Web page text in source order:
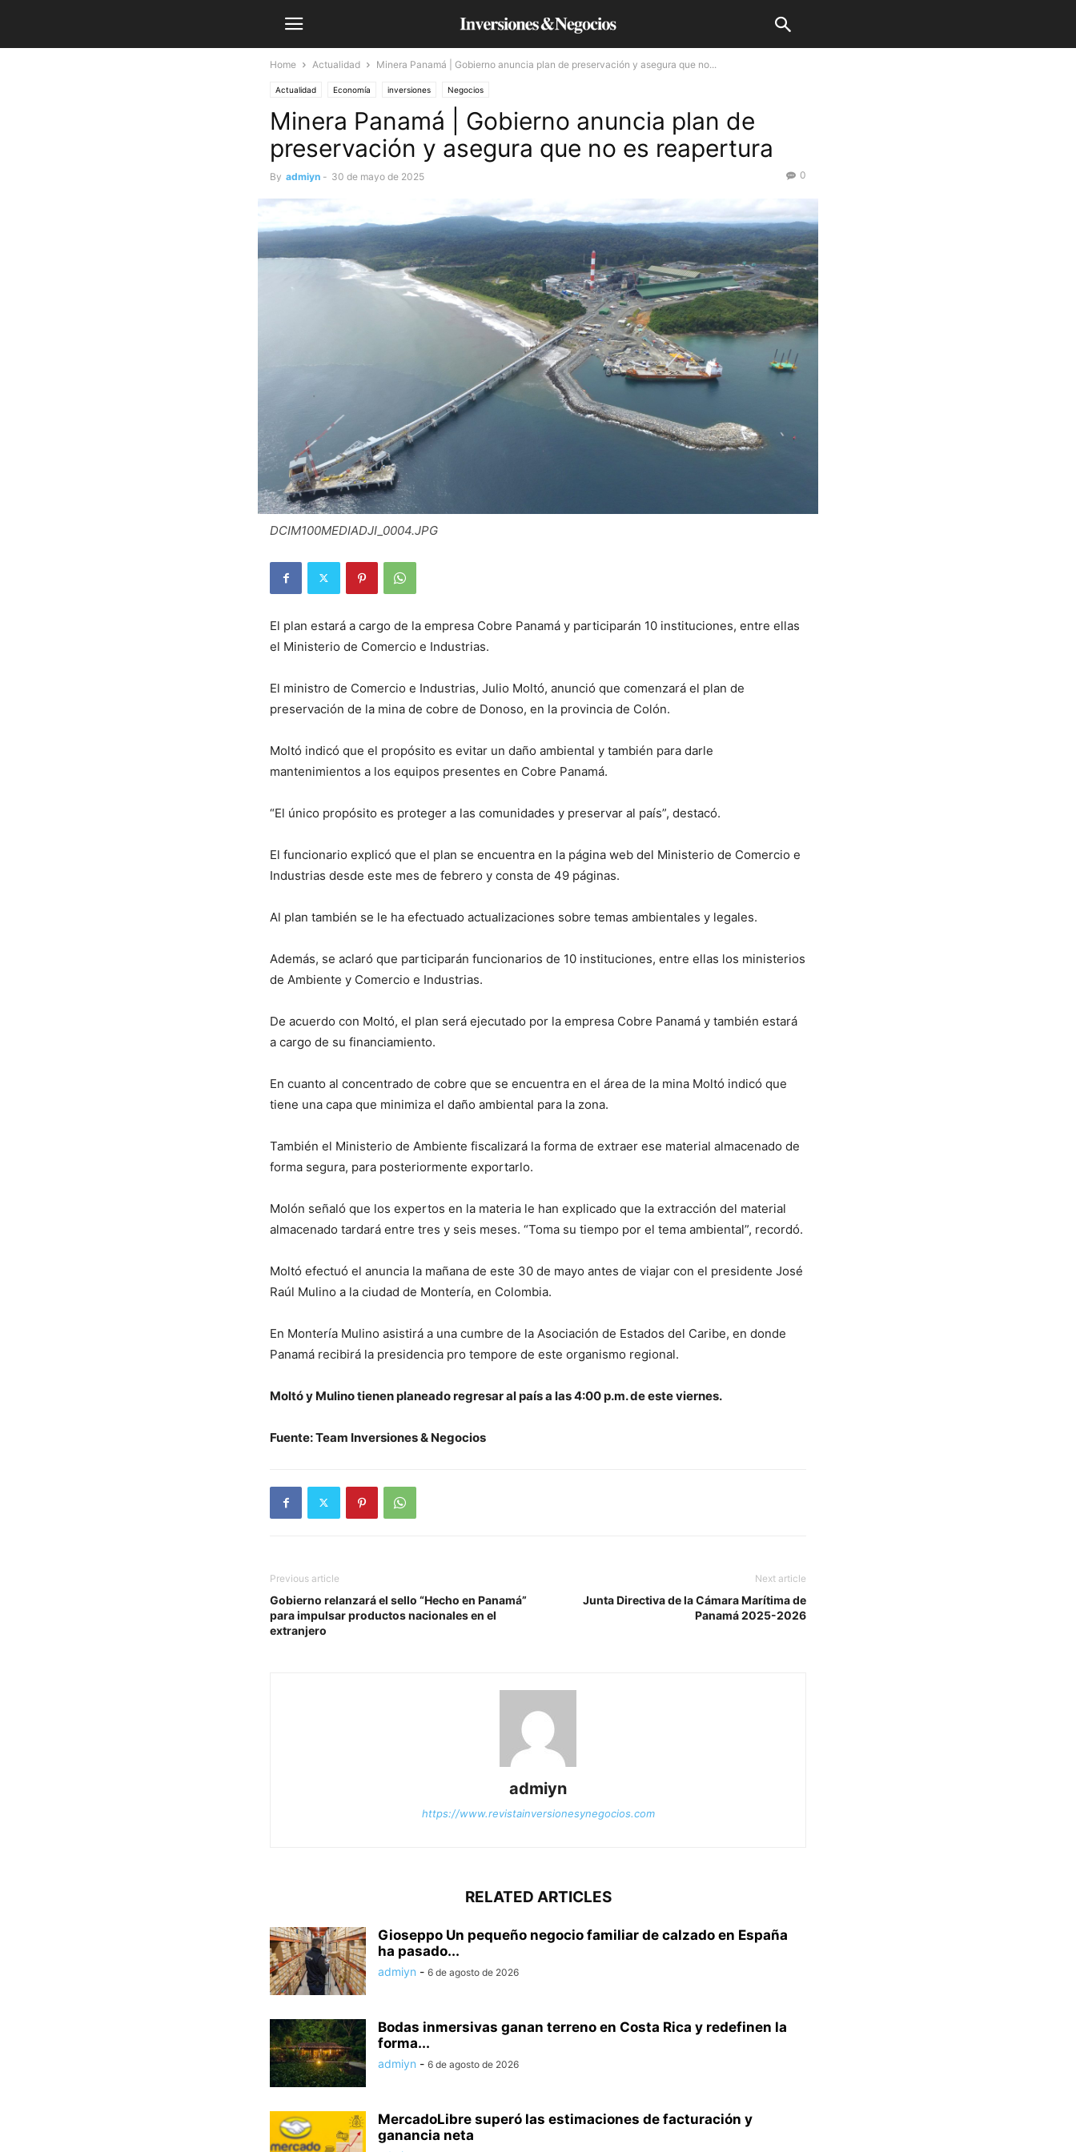
Home Actualidad Minera Panamá | Gobierno anuncia plan de preservación y asegura que no...
Actualidad Economía inversiones Negocios
Minera Panamá | Gobierno anuncia plan de
preservación y asegura que no es reapertura
By admiyn - 30 de mayo de 2025 0
DCIM100MEDIADJI_0004.JPG
El plan estará a cargo de la empresa Cobre Panamá y participarán 10 instituciones, entre ellas
el Ministerio de Comercio e Industrias.
El ministro de Comercio e Industrias, Julio Moltó, anunció que comenzará el plan de
preservación de la mina de cobre de Donoso, en la provincia de Colón.
Moltó indicó que el propósito es evitar un daño ambiental y también para darle
mantenimientos a los equipos presentes en Cobre Panamá.
“El único propósito es proteger a las comunidades y preservar al país”, destacó.
El funcionario explicó que el plan se encuentra en la página web del Ministerio de Comercio e
Industrias desde este mes de febrero y consta de 49 páginas.
Al plan también se le ha efectuado actualizaciones sobre temas ambientales y legales.
Además, se aclaró que participarán funcionarios de 10 instituciones, entre ellas los ministerios
de Ambiente y Comercio e Industrias.
De acuerdo con Moltó, el plan será ejecutado por la empresa Cobre Panamá y también estará
a cargo de su financiamiento.
En cuanto al concentrado de cobre que se encuentra en el área de la mina Moltó indicó que
tiene una capa que minimiza el daño ambiental para la zona.
También el Ministerio de Ambiente fiscalizará la forma de extraer ese material almacenado de
forma segura, para posteriormente exportarlo.
Molón señaló que los expertos en la materia le han explicado que la extracción del material
almacenado tardará entre tres y seis meses. “Toma su tiempo por el tema ambiental”, recordó.
Moltó efectuó el anuncia la mañana de este 30 de mayo antes de viajar con el presidente José
Raúl Mulino a la ciudad de Montería, en Colombia.
En Montería Mulino asistirá a una cumbre de la Asociación de Estados del Caribe, en donde
Panamá recibirá la presidencia pro tempore de este organismo regional.
Moltó y Mulino tienen planeado regresar al país a las 4:00 p.m. de este viernes.
Fuente: Team Inversiones & Negocios
Previous article
Gobierno relanzará el sello “Hecho en Panamá”
para impulsar productos nacionales en el
extranjero
Next article
Junta Directiva de la Cámara Marítima de
Panamá 2025-2026
admiyn
https://www.revistainversionesynegocios.com
RELATED ARTICLES
Gioseppo Un pequeño negocio familiar de calzado en España
ha pasado...
admiyn - 6 de agosto de 2026
Bodas inmersivas ganan terreno en Costa Rica y redefinen la
forma...
admiyn - 6 de agosto de 2026
MercadoLibre superó las estimaciones de facturación y
ganancia neta